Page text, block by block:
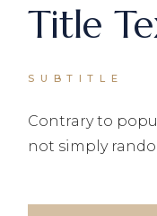
Title
SUBTITLE
Contrary to
not simply